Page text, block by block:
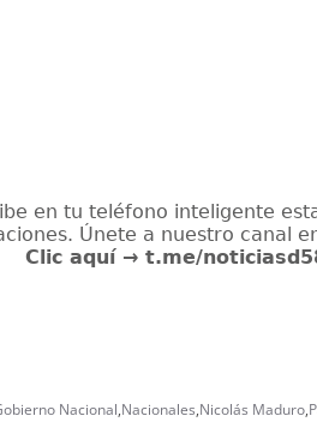
Nacional,Nacionales,Nicolás Maduro,